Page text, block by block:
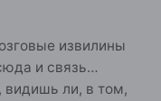
извилины
и связь…
видишь ли, в том,